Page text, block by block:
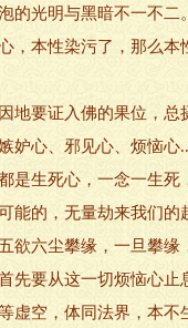
的光明与黑暗不一不
，本性染污了，那么
地要证入佛的果位，
妒心、邪见心、烦恼
是生死心，一念一生
能的，无量劫来我们
欲六尘攀缘，一旦攀
先要从这一切烦恼心
虚空，体同法界，本